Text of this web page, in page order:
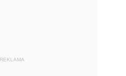
REKLAMA